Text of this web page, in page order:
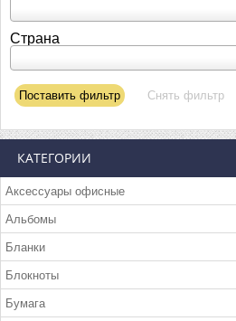
Страна
КАТЕГОРИИ
Аксессуары офисные
Альбомы
Бланки
Блокноты
Бумага